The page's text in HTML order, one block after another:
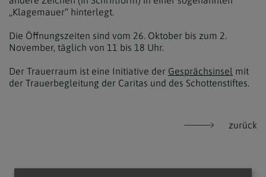
„Klagemauer“ hinterlegt.
Die Öffnungszeiten sind vom 26. Oktober bis zum 2.
November, täglich von 11 bis 18 Uhr.
Der Trauerraum ist eine Initiative der Gesprächsinsel mit
der Trauerbegleitung der Caritas und des Schottenstiftes.
zurück